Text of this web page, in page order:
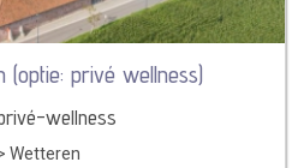
(optie: privé wellness)
wellness
Wetteren